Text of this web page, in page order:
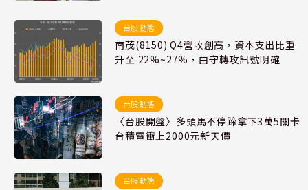
台股動態
南茂(8150) Q4營收創高，資本支出比重
升至 22%~27%，由守轉攻訊號明確
台股動態
〈台股開盤〉多頭馬不停蹄拿下3萬5關卡
台積電衝上2000元新天價
台股動態